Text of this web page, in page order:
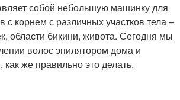
собой небольшую машинку для
с корнем с различных участков тела –
области бикини, живота. Сегодня мы
волос эпилятором дома и
как же правильно это делать.